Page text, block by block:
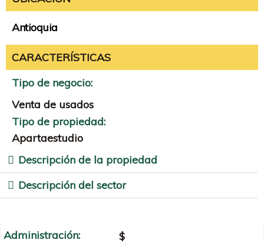
Antioquia
CARACTERÍSTICAS
Tipo de negocio:
Venta de usados
Tipo de propiedad:
Apartaestudio
Descripción de la propiedad
Descripción del sector
Administración: $